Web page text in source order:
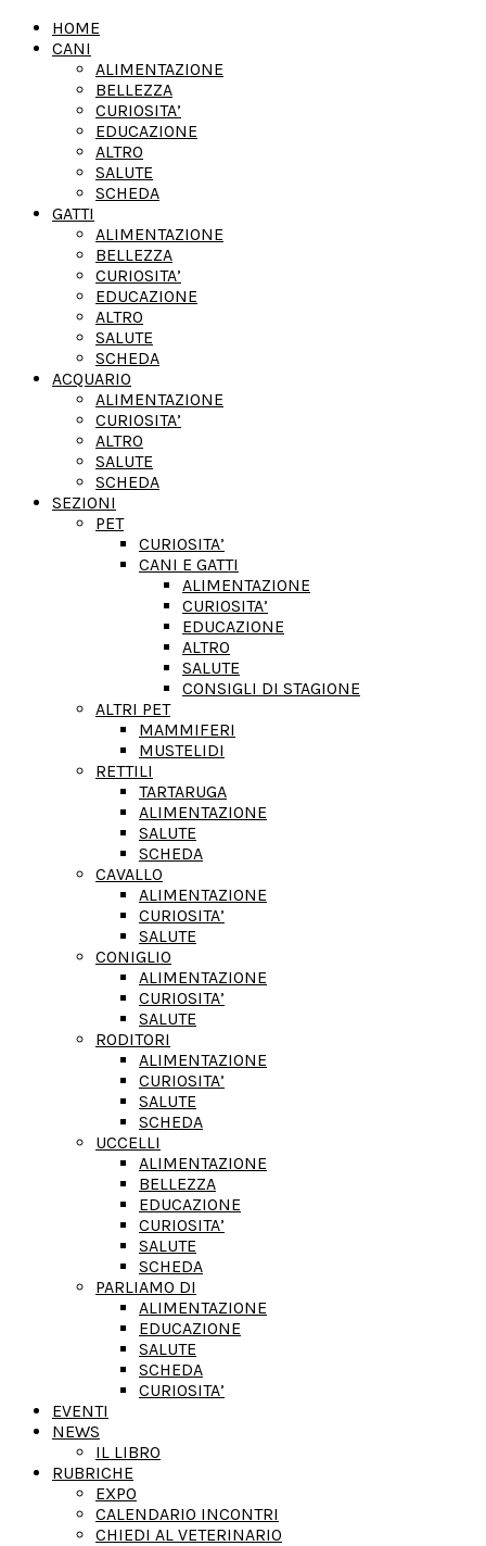
HOME
CANI
ALIMENTAZIONE
BELLEZZA
CURIOSITA’
EDUCAZIONE
ALTRO
SALUTE
SCHEDA
GATTI
ALIMENTAZIONE
BELLEZZA
CURIOSITA’
EDUCAZIONE
ALTRO
SALUTE
SCHEDA
ACQUARIO
ALIMENTAZIONE
CURIOSITA’
ALTRO
SALUTE
SCHEDA
SEZIONI
PET
CURIOSITA’
CANI E GATTI
ALIMENTAZIONE
CURIOSITA’
EDUCAZIONE
ALTRO
SALUTE
CONSIGLI DI STAGIONE
ALTRI PET
MAMMIFERI
MUSTELIDI
RETTILI
TARTARUGA
ALIMENTAZIONE
SALUTE
SCHEDA
CAVALLO
ALIMENTAZIONE
CURIOSITA’
SALUTE
CONIGLIO
ALIMENTAZIONE
CURIOSITA’
SALUTE
RODITORI
ALIMENTAZIONE
CURIOSITA’
SALUTE
SCHEDA
UCCELLI
ALIMENTAZIONE
BELLEZZA
EDUCAZIONE
CURIOSITA’
SALUTE
SCHEDA
PARLIAMO DI
ALIMENTAZIONE
EDUCAZIONE
SALUTE
SCHEDA
CURIOSITA’
EVENTI
NEWS
IL LIBRO
RUBRICHE
EXPO
CALENDARIO INCONTRI
CHIEDI AL VETERINARIO